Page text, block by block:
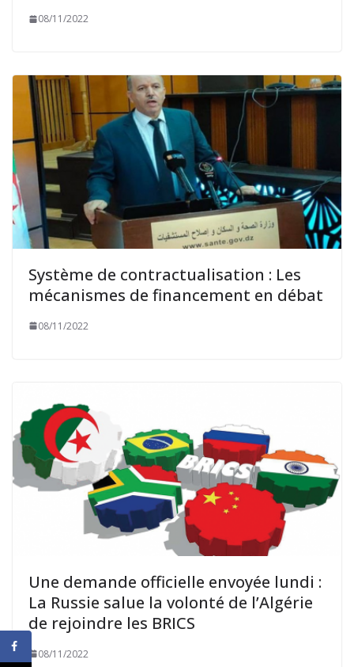
08/11/2022
Système de contractualisation : Les
mécanismes de financement en débat
08/11/2022
Une demande officielle envoyée lundi :
La Russie salue la volonté de l’Algérie
de rejoindre les BRICS
08/11/2022